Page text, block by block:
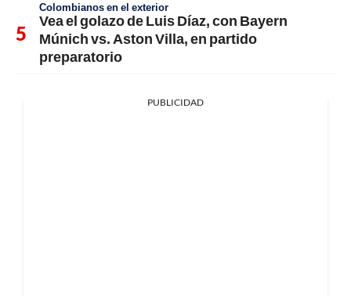
Colombianos en el exterior
Vea el golazo de Luis Díaz, con Bayern
Múnich vs. Aston Villa, en partido
preparatorio
PUBLICIDAD